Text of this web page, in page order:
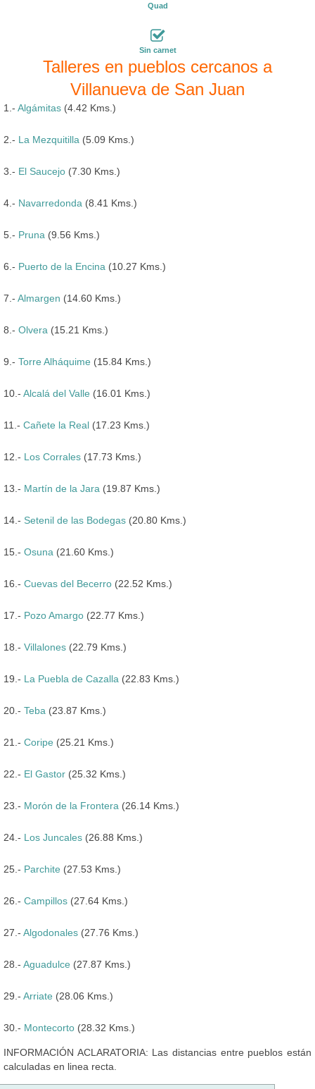
Quad
Sin carnet
Talleres en pueblos cercanos a
Villanueva de San Juan
1.- Algámitas (4.42 Kms.)
2.- La Mezquitilla (5.09 Kms.)
3.- El Saucejo (7.30 Kms.)
4.- Navarredonda (8.41 Kms.)
5.- Pruna (9.56 Kms.)
6.- Puerto de la Encina (10.27 Kms.)
7.- Almargen (14.60 Kms.)
8.- Olvera (15.21 Kms.)
9.- Torre Alháquime (15.84 Kms.)
10.- Alcalá del Valle (16.01 Kms.)
11.- Cañete la Real (17.23 Kms.)
12.- Los Corrales (17.73 Kms.)
13.- Martín de la Jara (19.87 Kms.)
14.- Setenil de las Bodegas (20.80 Kms.)
15.- Osuna (21.60 Kms.)
16.- Cuevas del Becerro (22.52 Kms.)
17.- Pozo Amargo (22.77 Kms.)
18.- Villalones (22.79 Kms.)
19.- La Puebla de Cazalla (22.83 Kms.)
20.- Teba (23.87 Kms.)
21.- Coripe (25.21 Kms.)
22.- El Gastor (25.32 Kms.)
23.- Morón de la Frontera (26.14 Kms.)
24.- Los Juncales (26.88 Kms.)
25.- Parchite (27.53 Kms.)
26.- Campillos (27.64 Kms.)
27.- Algodonales (27.76 Kms.)
28.- Aguadulce (27.87 Kms.)
29.- Arriate (28.06 Kms.)
30.- Montecorto (28.32 Kms.)
INFORMACIÓN ACLARATORIA: Las distancias entre pueblos están
calculadas en linea recta.